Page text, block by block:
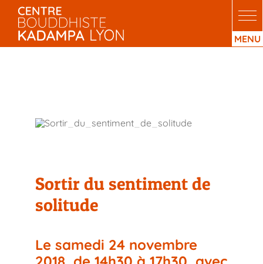
Passer
contenu
Sortir du sentiment de
solitude
Le samedi 24 novembre